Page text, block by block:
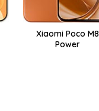
Xiaomi Poco M8
Power